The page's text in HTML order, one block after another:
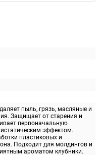
пыль, грязь, масляные и
Защищает от старения и
первоначальную
эффектом.
пластиковых и
Подходит для молдингов и
ароматом клубники.